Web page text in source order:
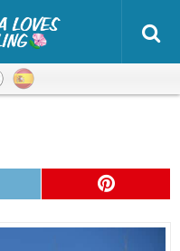
ア語
日本語